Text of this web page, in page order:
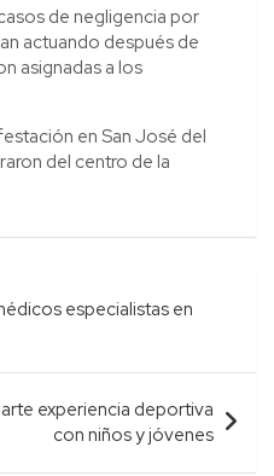
de negligencia por
actuando después de
asignadas a los
en San José del
del centro de la
especialistas en
experiencia deportiva
con niños y jóvenes